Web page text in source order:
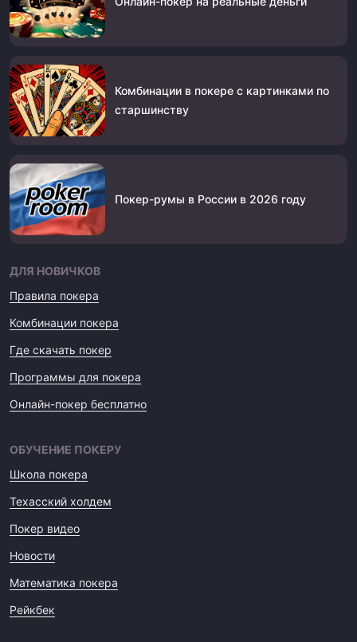
Комбинации в покере с картинками по
старшинству
Покер-румы в России в 2026 году
ДЛЯ НОВИЧКОВ
Правила покера
Комбинации покера
Где скачать покер
Программы для покера
Онлайн-покер бесплатно
ОБУЧЕНИЕ ПОКЕРУ
Школа покера
Техасский холдем
Покер видео
Новости
Математика покера
Рейкбек